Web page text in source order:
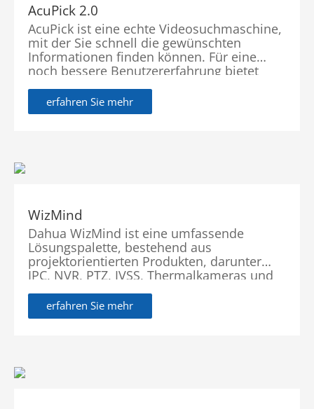
AcuPick 2.0
AcuPick ist eine echte Videosuchmaschine,
mit der Sie schnell die gewünschten
Informationen finden können. Für eine
noch bessere Benutzererfahrung bietet
AcuPick 2.0, die 2024 eingeführt wird,
erweiterte Funktionen wie eine Suche,
Multi-User-Suche, intuitive Ergebnisanzeige
erfahren Sie mehr
WizMind
Dahua WizMind ist eine umfassende
Lösungspalette, bestehend aus
projektorientierten Produkten, darunter
IPC, NVR, PTZ, IVSS, Thermalkameras und
Softwareplattformen, die
branchenführende Deep-Learning-
Algorithmen verwenden. Mit Fokus auf die
erfahren Sie mehr